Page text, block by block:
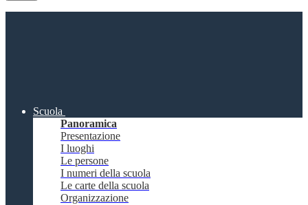
Scuola
Panoramica
Presentazione
I luoghi
Le persone
I numeri della scuola
Le carte della scuola
Organizzazione